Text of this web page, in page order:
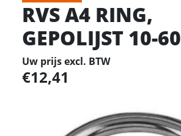
RVS A4 RING,
GEPOLIJST 10-60
Uw prijs excl. BTW
12,41